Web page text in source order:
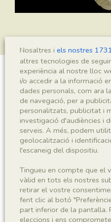
Montsechia
Sigla
MNHN 17239
Regne
Plantae
Subphyllum
Nosaltres i els nostres
altres tecnologies de
experiència al nostre lloc
i/o accedir a la informació
dades personals, com ara
de navegació, per a
personalitzats, publicitat i
investigació d'audiències i
serveis. A més, podem
geolocalització i
l'escaneig del dispositiu.
Tingueu en compte que el
vàlid en tots els nostres
retirar el vostre
fent clic al botó
part inferior de la pantalla.
eleccions i ens